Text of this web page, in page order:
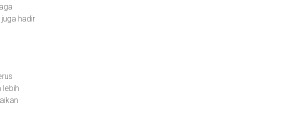
hadir
lebih